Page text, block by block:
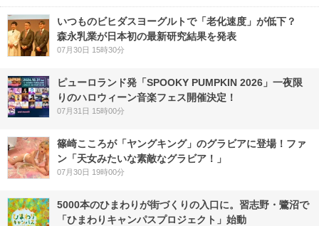
いつものビヒダスヨーグルトで「老化速度」が低下？
森永乳業が日本初の最新研究結果を発表
07月30日 15時30分
ピューロランド発「SPOOKY PUMPKIN 2026」一夜限
りのハロウィーン音楽フェス開催決定！
07月31日 15時00分
篠崎こころが「ヤングキング」のグラビアに登場！ファ
ン「天女みたいな素敵なグラビア！」
07月30日 19時00分
5000本のひまわりが街づくりの入口に。習志野・鷺沼で
「ひまわりキャンパスプロジェクト」始動